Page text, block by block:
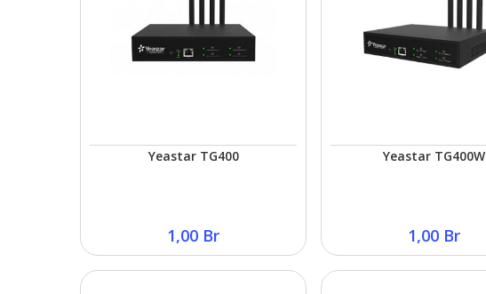
Yeastar TG400
1,00 Br
Yeastar TG400W
1,00 Br